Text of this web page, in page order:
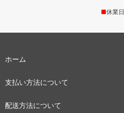
■休業日
ホーム
支払い方法について
配送方法について